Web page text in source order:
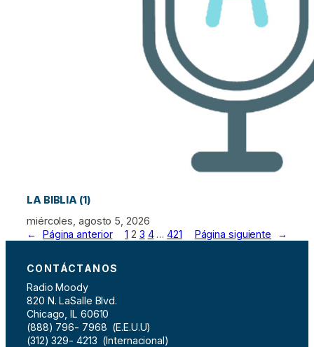
LA BIBLIA (1)
miércoles, agosto 5, 2026
←
Página anterior 1 2 3 4 … 421 Página siguiente →
CONTÁCTANOS
Radio Moody
820 N. LaSalle Blvd.
Chicago, IL 60610
(888) 796- 7968 (E.E.U.U)
(312) 329- 4213 (Internacional)